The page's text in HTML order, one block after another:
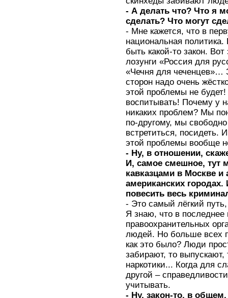
- А делать что? Что я
сделать? Что могут
- Мне кажется, что в
национальная
быть какой-то закон. Вот
лозунги «Россия для
«Чечня для чеченцев»…
сторон надо очень
этой проблемы не
воспитывать! Почему у
никаких проблем? Мы
по-другому, мы
встретиться, посидеть.
этой проблемы вообще
- Ну, в отношении,
И, самое смешное, тут
кавказцами в Москве
американских
повесить весь
- Это самый лёгкий
Я знаю, что в
правоохранительных
людей. Но больше всех
как это было? Люди
забирают, то
наркотики... Когда для
другой –
учитывать.
- Ну, закон-то, в